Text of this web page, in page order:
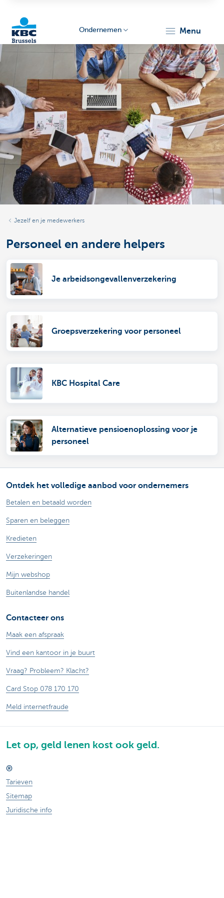
Ondernemers
Ondernemen menu
Jezelf en je medewerkers
Personeel en andere helpers
Je arbeidsongevallenverzekering
Groepsverzekering voor personeel
KBC Hospital Care
Alternatieve pensioenoplossing voor je
personeel
Ontdek het volledige aanbod voor ondernemers
Betalen en betaald worden
Sparen en beleggen
Kredieten
Verzekeringen
Mijn webshop
Buitenlandse handel
Contacteer ons
Maak een afspraak
Vind een kantoor in je buurt
Vraag? Probleem? Klacht?
Card Stop 078 170 170
Meld internetfraude
Let op, geld lenen kost ook geld.
®
Tarieven
Sitemap
Juridische info